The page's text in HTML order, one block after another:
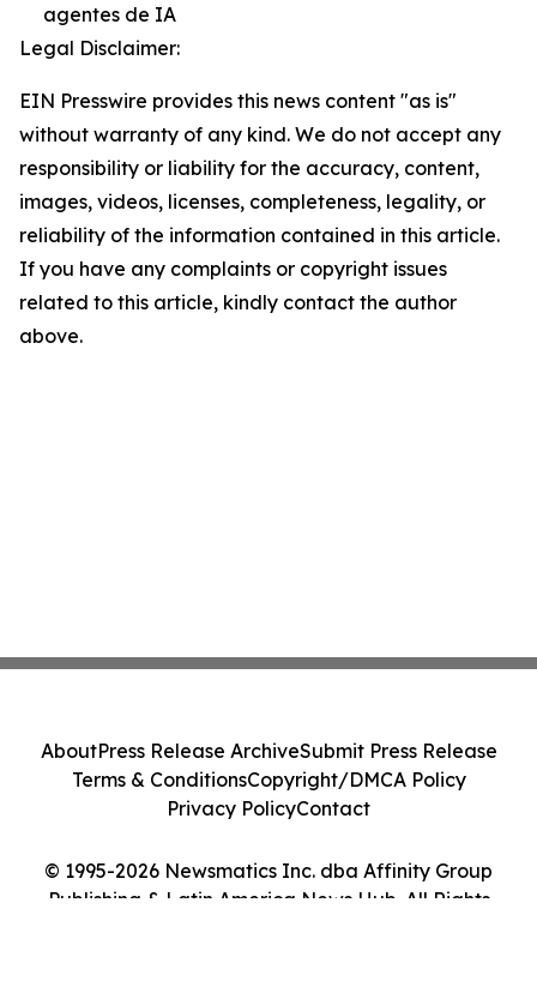
agentes de IA
Legal Disclaimer:
EIN Presswire provides this news content "as is"
without warranty of any kind. We do not accept any
responsibility or liability for the accuracy, content,
images, videos, licenses, completeness, legality, or
reliability of the information contained in this article.
If you have any complaints or copyright issues
related to this article, kindly contact the author
above.
© 1995-2026 Newsmatics Inc. dba Affinity Group
Publishing & Latin America News Hub. All Rights
AboutPress Release ArchiveSubmit Press Release
Terms & ConditionsCopyright/DMCA Policy
Privacy PolicyContact